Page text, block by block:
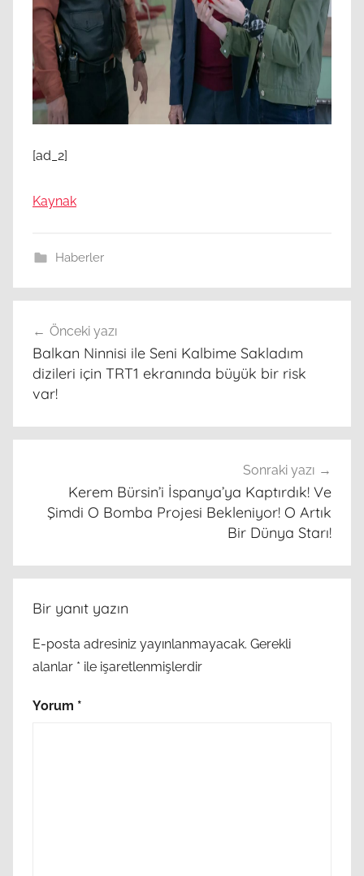
[ad_2]
Kaynak
Haberler
gezinmesi
Önceki yazı
Balkan Ninnisi ile Seni Kalbime Sakladım
dizileri için TRT1 ekranında büyük bir risk
var!
Sonraki yazı
Kerem Bürsin’i İspanya’ya Kaptırdık! Ve
Şimdi O Bomba Projesi Bekleniyor! O Artık
Bir Dünya Starı!
Bir yanıt yazın
E-posta adresiniz yayınlanmayacak. Gerekli
alanlar * ile işaretlenmişlerdir
Yorum *